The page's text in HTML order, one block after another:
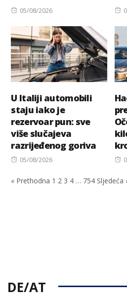
Posted
05/08/2026
U Italiji automobili
staju iako je
rezervoar pun: sve
više slučajeva
razrijeđenog goriva
Posted
05/08/2026
« Prethodna 1 2 3 4 … 754 Sljedeća
DE/AT